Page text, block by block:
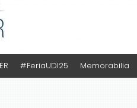
#FeriaUDI25 Memorabilia